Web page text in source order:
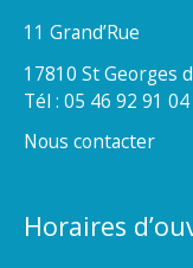
11 Grand’Rue
17810 St Georges
Tél : 05 46 92 91 04
Nous contacter
Horaires